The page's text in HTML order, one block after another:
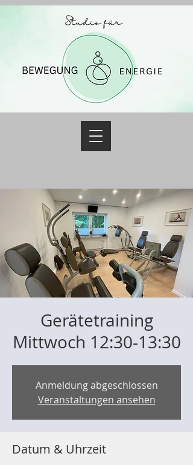
Gerätetraining
Mittwoch 12:30-13:30
Anmeldung abgeschlossen
Veranstaltungen ansehen
Datum & Uhrzeit